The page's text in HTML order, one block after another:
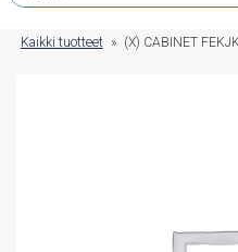
Kaikki tuotteet » (X) CABINET